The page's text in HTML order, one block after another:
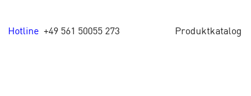
Hotline+49 561 50055 273 Produktkatalog